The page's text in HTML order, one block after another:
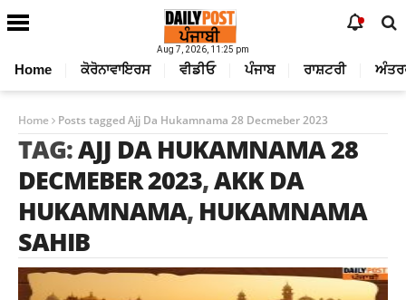
Aug 7, 2026, 11:25 pm
Home ਕੋਰੋਨਾਵਾਇਰਸ ਵੀਡੀਓ ਪੰਜਾਬ ਰਾਸ਼ਟਰੀ
Home Posts tagged Ajj Da Hukamnama 28 Decmeber 2023
TAG:AJJ DA HUKAMNAMA 28
DECMEBER 2023,AKK DA
HUKAMNAMA, HUKAMNAMA
SAHIB